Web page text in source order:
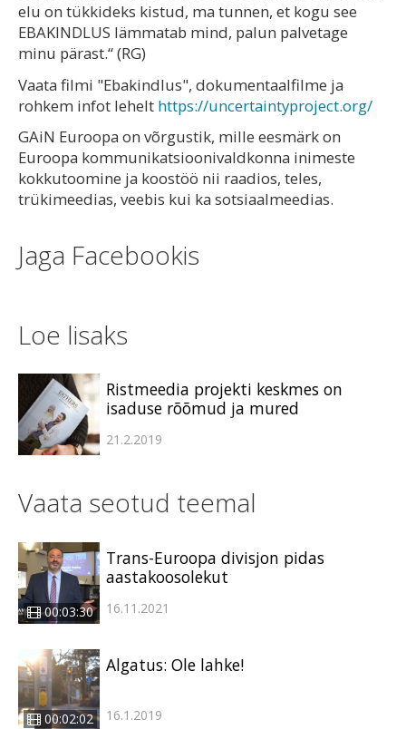
elu on tükkideks kistud, ma tunnen, et kogu see
EBAKINDLUS lämmatab mind, palun palvetage
minu pärast.“ (RG)
Vaata filmi "Ebakindlus", dokumentaalfilme ja
rohkem infot lehelt https://uncertaintyproject.org/
GAiN Euroopa on võrgustik, mille eesmärk on
Euroopa kommunikatsioonivaldkonna inimeste
kokkutoomine ja koostöö nii raadios, teles,
trükimeedias, veebis kui ka sotsiaalmeedias.
Jaga Facebookis
Loe lisaks
Ristmeedia projekti keskmes on
isaduse rõõmud ja mured
21.2.2019
Vaata seotud teemal
00:03:30
Trans-Euroopa divisjon pidas
aastakoosolekut
16.11.2021
00:02:02
Algatus: Ole lahke!
16.1.2019